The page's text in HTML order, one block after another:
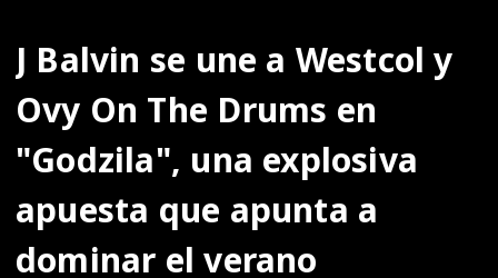
J Balvin se une a Westcol y
Ovy On The Drums en
"Godzila", una explosiva
apuesta que apunta a
dominar el verano